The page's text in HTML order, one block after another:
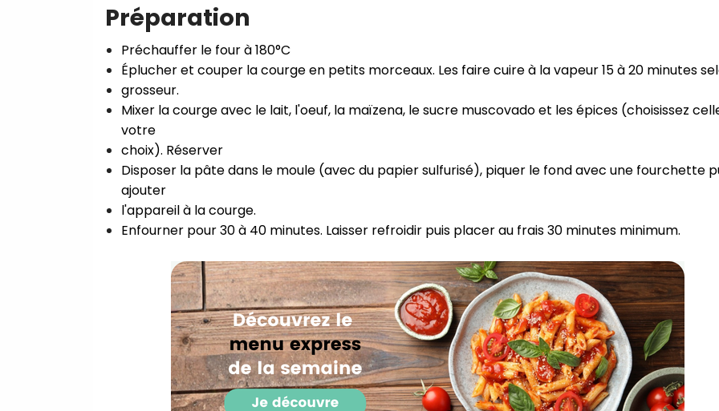
Préparation
Préchauffer le four à 180°C⁣
Éplucher et couper la courge en petits morceaux. Les faire cuire à la vapeur 15 à 20 minutes
grosseur.⁣
Mixer la courge avec le lait, l'oeuf, la maïzena, le sucre muscovado et les épices (choisissez
votre⁣
choix). Réserver⁣
Disposer la pâte dans le moule (avec du papier sulfurisé), piquer le fond avec une fourchette
ajouter⁣
l'appareil à la courge.⁣
Enfourner pour 30 à 40 minutes. Laisser refroidir puis placer au frais 30 minutes minimum.⁣
CROQ.
des courriels pour mesurer et
des informations sur le terminal
Je reçois mon cadeau !
Votre adresse email sera utilisée par Digital Prisma
envoyer votre newsletter contenant des offres
personnalisées. Vous pourrez vous désinscrire en
désabonnement intégré dans la newsletter. Pour en
exercer vos droits, prenez connaissance de notre
Confidentialité.